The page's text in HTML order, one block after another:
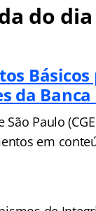
do
Banca
Paulo
em